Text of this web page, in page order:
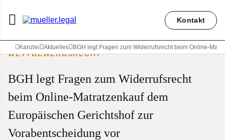
Kontakt
Kanzlei Aktuelles BGH legt Fragen zum Widerrufsrecht beim Online-
WETTBEWERBSRECHT
BGH legt Fragen zum Widerrufsrecht
beim Online-Matratzenkauf dem
Europäischen Gerichtshof zur
Vorabentscheidung vor